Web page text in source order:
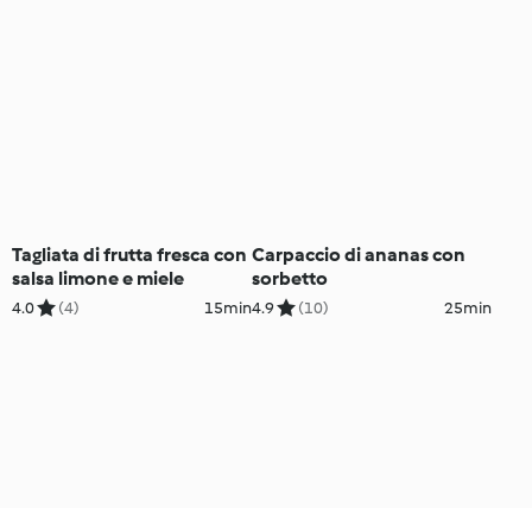
Tagliata di frutta fresca con
salsa limone e miele
4.0 (4) 15min
Carpaccio di ananas con
sorbetto
4.9 (10) 25min